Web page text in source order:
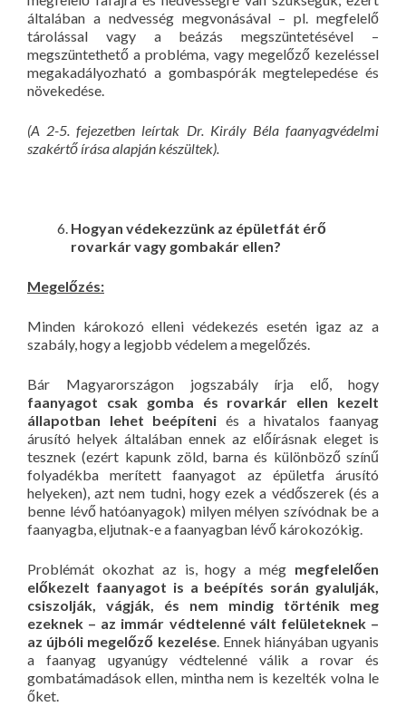
általában a nedvesség megvonásával – pl. megfelelő
tárolással vagy a beázás megszüntetésével –
megszüntethető a probléma, vagy megelőző kezeléssel
megakadályozható a gombaspórák megtelepedése és
növekedése.
(A 2-5. fejezetben leírtak Dr. Király Béla faanyagvédelmi
szakértő írása alapján készültek).
Hogyan védekezzünk az épületfát érő
rovarkár vagy gombakár ellen?
Megelőzés:
Minden károkozó elleni védekezés esetén igaz az a
szabály, hogy a legjobb védelem a megelőzés.
Bár Magyarországon jogszabály írja elő, hogy
faanyagot csak gomba és rovarkár ellen kezelt
állapotban lehet beépíteni és a hivatalos faanyag
árusító helyek általában ennek az előírásnak eleget is
tesznek (ezért kapunk zöld, barna és különböző színű
folyadékba merített faanyagot az épületfa árusító
helyeken), azt nem tudni, hogy ezek a védőszerek (és a
benne lévő hatóanyagok) milyen mélyen szívódnak be a
faanyagba, eljutnak-e a faanyagban lévő károkozókig.
Problémát okozhat az is, hogy a még megfelelően
előkezelt faanyagot is a beépítés során gyalulják,
csiszolják, vágják, és nem mindig történik meg
ezeknek – az immár védtelenné vált felületeknek –
az újbóli megelőző kezelése. Ennek hiányában ugyanis
a faanyag ugyanúgy védtelenné válik a rovar és
gombatámadások ellen, mintha nem is kezelték volna le
őket.